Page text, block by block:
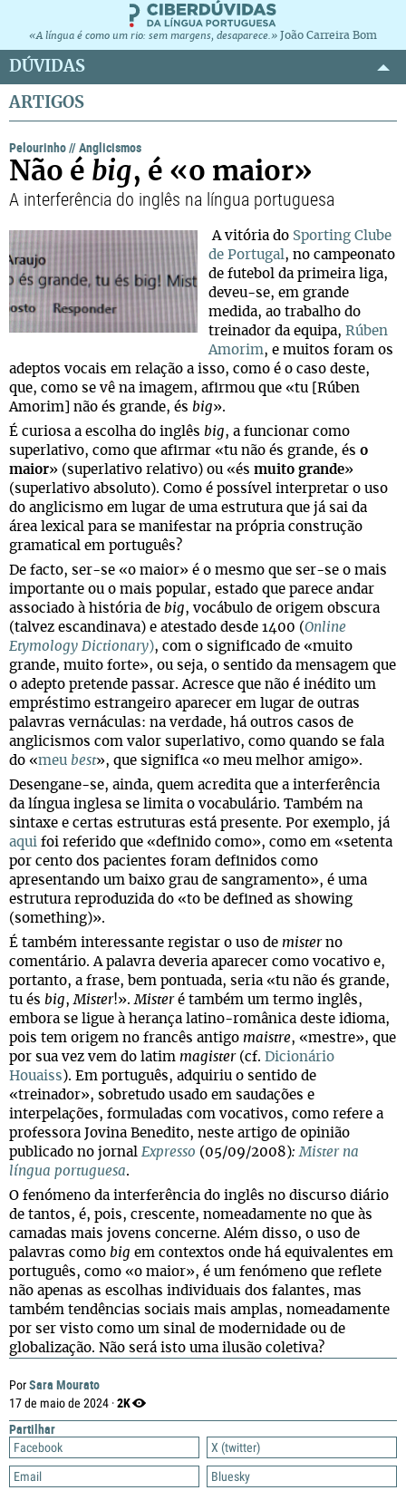
«A língua é como um rio: sem margens, desaparece.» João Carreira Bom
DÚVIDAS
ARTIGOS
PorSara Mourato
17 de maio de 2024 ·2K
Partilhar
Facebook
X (twitter)
Email
Bluesky
Pelourinho//Anglicismos
Não é big, é «o maior»
A interferência do inglês na língua portuguesa
A vitória do Sporting Clube
de Portugal, no campeonato
de futebol da primeira liga,
deveu-se, em grande
medida, ao trabalho do
treinador da equipa, Rúben
Amorim, e muitos foram os
adeptos vocais em relação a isso, como é o caso deste,
que, como se vê na imagem, afirmou que «tu [Rúben
Amorim] não és grande, és big».
É curiosa a escolha do inglês big, a funcionar como
superlativo, como que afirmar «tu não és grande, és o
maior» (superlativo relativo) ou «és muito grande»
(superlativo absoluto). Como é possível interpretar o uso
do anglicismo em lugar de uma estrutura que já sai da
área lexical para se manifestar na própria construção
gramatical em português?
De facto, ser-se «o maior» é o mesmo que ser-se o mais
importante ou o mais popular, estado que parece andar
associado à história de big, vocábulo de origem obscura
(talvez escandinava) e atestado desde 1400 (Online
Etymology Dictionary), com o significado de «muito
grande, muito forte», ou seja, o sentido da mensagem que
o adepto pretende passar. Acresce que não é inédito um
empréstimo estrangeiro aparecer em lugar de outras
palavras vernáculas: na verdade, há outros casos de
anglicismos com valor superlativo, como quando se fala
do «meu best», que significa «o meu melhor amigo».
Desengane-se, ainda, quem acredita que a interferência
da língua inglesa se limita o vocabulário. Também na
sintaxe e certas estruturas está presente. Por exemplo, já
aqui foi referido que «definido como», como em «setenta
por cento dos pacientes foram definidos como
apresentando um baixo grau de sangramento», é uma
estrutura reproduzida do «to be defined as showing
(something)».
É também interessante registar o uso de misterno
comentário. A palavra deveria aparecer como vocativo e,
portanto, a frase, bem pontuada, seria «tu não és grande,
tu és big,Mister!».Misteré também um termo inglês,
embora se ligue à herança latino-românica deste idioma,
pois tem origem no francês antigo maistre, «mestre», que
por sua vez vem do latim magister(cf. Dicionário
Houaiss ). Em português, adquiriu o sentido de
«treinador», sobretudo usado em saudações e
interpelações, formuladas com vocativos, como refere a
professora Jovina Benedito, neste artigo de opinião
publicado no jornal Expresso (05/09/2008): Mister na
língua portuguesa.
O fenómeno da interferência do inglês no discurso diário
de tantos, é, pois, crescente, nomeadamente no que às
camadas mais jovens concerne. Além disso, o uso de
palavras como big em contextos onde há equivalentes em
português, como «o maior», é um fenómeno que reflete
não apenas as escolhas individuais dos falantes, mas
também tendências sociais mais amplas, nomeadamente
por ser visto como um sinal de modernidade ou de
globalização. Não será isto uma ilusão coletiva?